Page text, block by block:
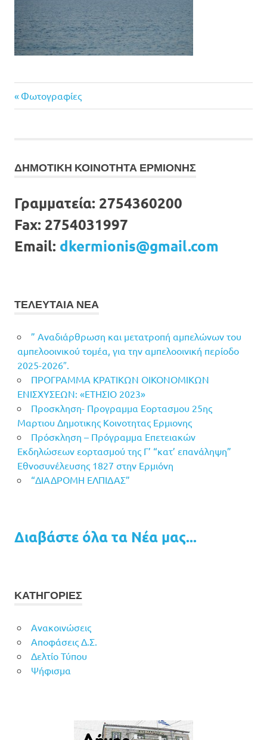
Πλοήγηση
Previous
Post:
Φωτογραφίες
ΔΗΜΟΤΙΚΗ ΚΟΙΝΟΤΗΤΑ ΕΡΜΙΟΝΗΣ
Γραμματεία: 2754360200
Fax: 2754031997
Email: dkermionis@gmail.com
ΤΕΛΕΥΤΑΙΑ ΝΕΑ
” Αναδιάρθρωση και μετατροπή αμπελώνων του
αμπελοοινικού τομέα, για την αμπελοοινική περίοδο
2025-2026″.
ΠΡΟΓΡΑΜΜΑ ΚΡΑΤΙΚΩΝ ΟΙΚΟΝΟΜΙΚΩΝ
ΕΝΙΣΧΥΣΕΩΝ: «ΕΤΗΣΙΟ 2023»
Προσκληση- Προγραμμα Εορτασμου 25ης
Μαρτιου Δημοτικης Κοινοτητας Ερμιονης
Πρόσκληση – Πρόγραμμα Επετειακών
Εκδηλώσεων εορτασμού της Γ’ “κατ’ επανάληψη”
Εθνοσυνέλευσης 1827 στην Ερμιόνη
“ΔΙΑΔΡΟΜΗ ΕΛΠΙΔΑΣ”
Διαβάστε όλα τα Νέα μας...
ΚΑΤΗΓΟΡΙΕΣ
Ανακοινώσεις
Αποφάσεις Δ.Σ.
Δελτίο Τύπου
Ψήφισμα